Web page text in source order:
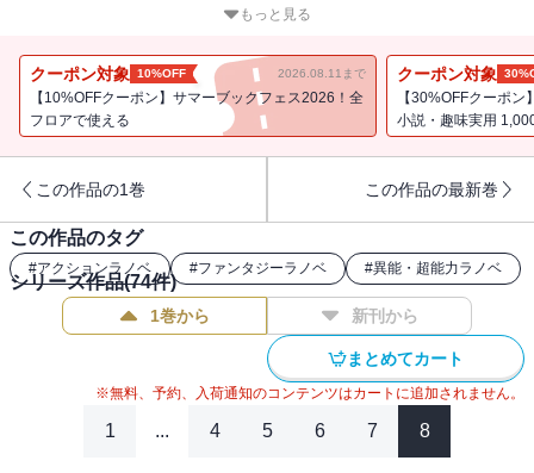
しを依頼する。そして、数少ない協力者となった情報屋・村内の家
る直江は、彼の《力（りょく）》が暴走するかもしれない可能性を
知り・・・？
もっと見る
クーポン対象 10%OFF 2026.08.11まで
【10%OFFクーポン】サマーブックフェス2026！全
フロアで使える
クーポン対象
【30%OFFクーポ
小説・趣味実用
この作品の1巻 この作品の最新巻
この作品のタグ
#アクションラノベ #ファンタジーラノベ #異能・超能力ラノベ
シリーズ作品(74件)
1巻から 新刊から
まとめてカート
※無料、予約、入荷通知のコンテンツはカートに追加されません。
1 ... 4 5 6 7 8